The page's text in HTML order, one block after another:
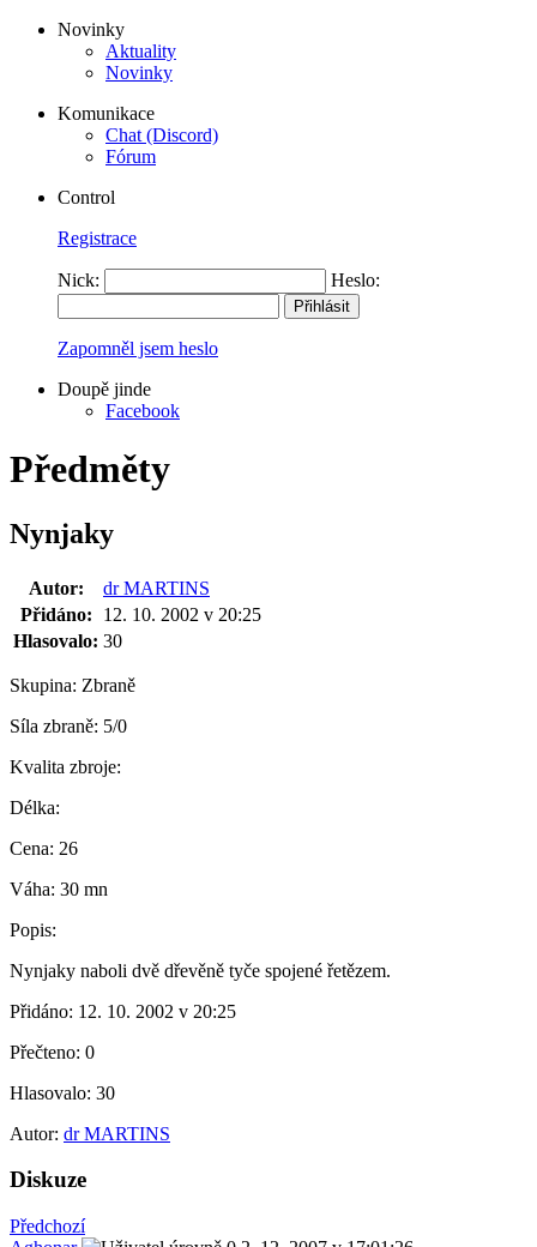
Novinky
Aktuality
Novinky
Komunikace
Chat (Discord)
Fórum
Control
Registrace
Nick: Heslo:
Zapomněl jsem heslo
Doupě jinde
Facebook
Předměty
Nynjaky
Autor:
dr MARTINS
Přidáno:
12. 10. 2002 v 20:25
Hlasovalo: 30
Skupina: Zbraně
Síla zbraně: 5/0
Kvalita zbroje:
Délka:
Cena: 26
Váha: 30 mn
Popis:
Nynjaky naboli dvě dřevěně tyče spojené řetězem.
Přidáno: 12. 10. 2002 v 20:25
Přečteno: 0
Hlasovalo: 30
Autor: dr MARTINS
Diskuze
Předchozí